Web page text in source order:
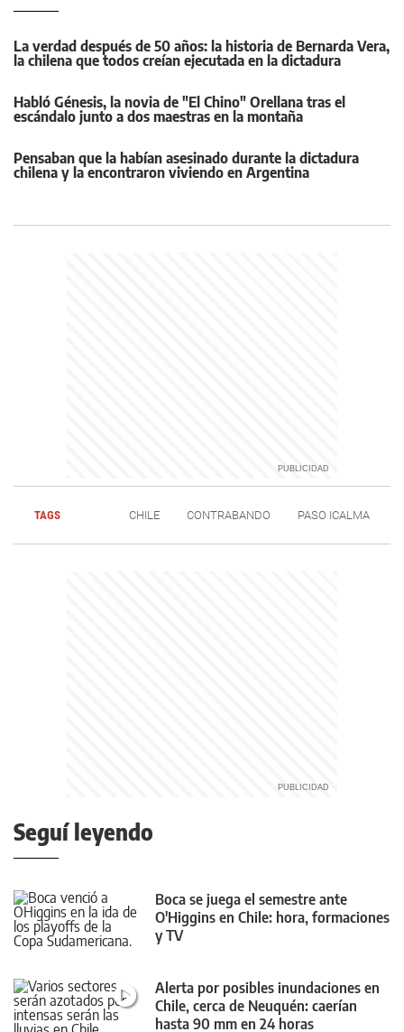
La verdad después de 50 años: la historia de Bernarda Vera,
la chilena que todos creían ejecutada en la dictadura
Habló Génesis, la novia de "El Chino" Orellana tras el
escándalo junto a dos maestras en la montaña
Pensaban que la habían asesinado durante la dictadura
chilena y la encontraron viviendo en Argentina
TAGS CHILE CONTRABANDO PASO ICALMA
Seguí leyendo
Boca se juega el semestre ante
O'Higgins en Chile: hora, formaciones
y TV
Alerta por posibles inundaciones en
Chile, cerca de Neuquén: caerían
hasta 90 mm en 24 horas